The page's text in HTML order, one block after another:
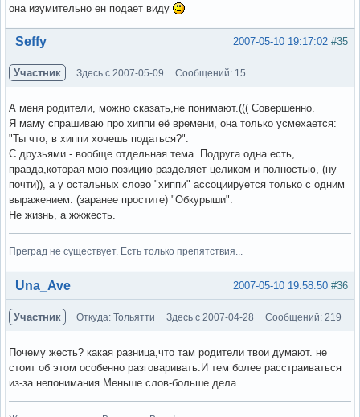
она изумительно ен подает виду
Вне форума #35
2007-05-10 19:17:02
Seffy
Участник Здесь с 2007-05-09 Сообщений: 15
А меня родители, можно сказать,не понимают.((( Совершенно.
Я маму спрашиваю про хиппи её времени, она только усмехается:
"Ты что, в хиппи хочешь податься?".
С друзьями - вообще отдельная тема. Подруга одна есть,
правда,которая мою позицию разделяет целиком и полностью, (ну
почти)), а у остальных слово "хиппи" ассоциируется только с одним
выражением: (заранее простите) "Обкурыши".
Не жизнь, а жжжесть.
Преград не существует. Есть только препятствия...
Вне форума #36
2007-05-10 19:58:50
Una_Ave
Участник Откуда: Тольятти Здесь с 2007-04-28 Сообщений: 219
Почему жесть? какая разница,что там родители твои думают. не
стоит об этом особенно разговаривать.И тем более расстраиваться
из-за непонимания.Меньше слов-больше дела.